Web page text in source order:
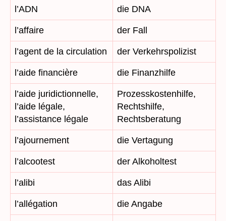
l’ADN die DNA
l’affaire der Fall
l’agent de la circulation der Verkehrspolizist
l’aide financière die Finanzhilfe
l’aide juridictionnelle,
l’aide légale,
l’assistance légale
Prozesskostenhilfe,
Rechtshilfe,
Rechtsberatung
l’ajournement die Vertagung
l’alcootest der Alkoholtest
l’alibi das Alibi
l’allégation die Angabe